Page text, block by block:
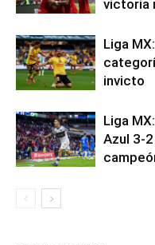
victoria
Liga
invicto
Liga
Azul 3-